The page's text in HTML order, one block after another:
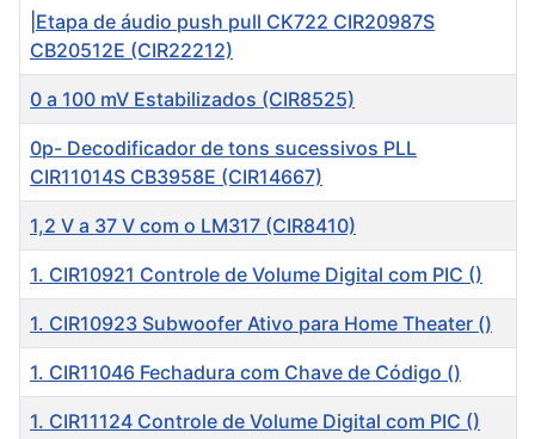
|Etapa de áudio push pull CK722 CIR20987S
CB20512E (CIR22212)
0 a 100 mV Estabilizados (CIR8525)
0p- Decodificador de tons sucessivos PLL
CIR11014S CB3958E (CIR14667)
1,2 V a 37 V com o LM317 (CIR8410)
1. CIR10921 Controle de Volume Digital com PIC ()
1. CIR10923 Subwoofer Ativo para Home Theater ()
1. CIR11046 Fechadura com Chave de Código ()
1. CIR11124 Controle de Volume Digital com PIC ()